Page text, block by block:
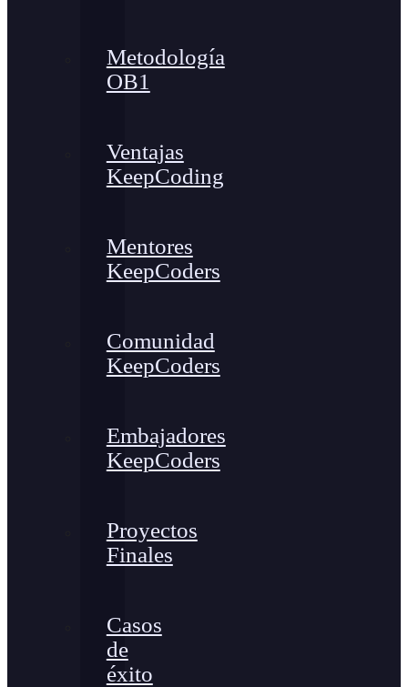
Metodología
OB1
Ventajas
KeepCoding
Mentores
KeepCoders
Comunidad
KeepCoders
Embajadores
KeepCoders
Proyectos
Finales
Casos
de
éxito